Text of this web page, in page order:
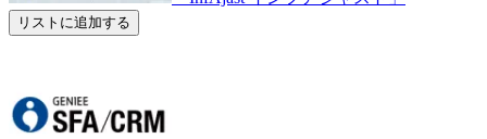
リストに追加する